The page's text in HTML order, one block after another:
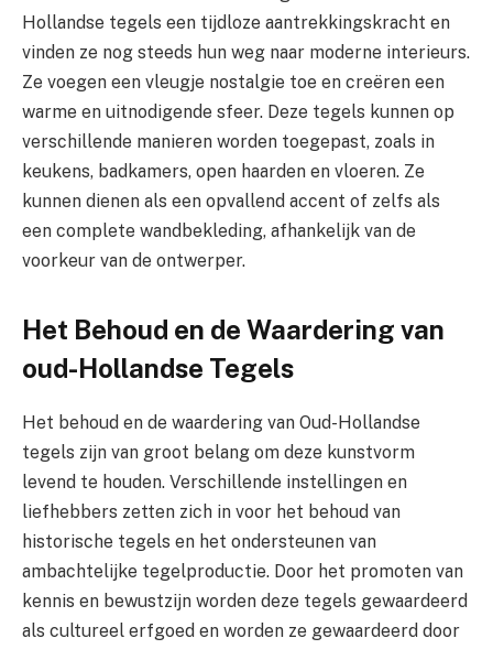
Hollandse tegels een tijdloze aantrekkingskracht en
vinden ze nog steeds hun weg naar moderne interieurs.
Ze voegen een vleugje nostalgie toe en creëren een
warme en uitnodigende sfeer. Deze tegels kunnen op
verschillende manieren worden toegepast, zoals in
keukens, badkamers, open haarden en vloeren. Ze
kunnen dienen als een opvallend accent of zelfs als
een complete wandbekleding, afhankelijk van de
voorkeur van de ontwerper.
Het Behoud en de Waardering van
oud-Hollandse Tegels
Het behoud en de waardering van Oud-Hollandse
tegels zijn van groot belang om deze kunstvorm
levend te houden. Verschillende instellingen en
liefhebbers zetten zich in voor het behoud van
historische tegels en het ondersteunen van
ambachtelijke tegelproductie. Door het promoten van
kennis en bewustzijn worden deze tegels gewaardeerd
als cultureel erfgoed en worden ze gewaardeerd door